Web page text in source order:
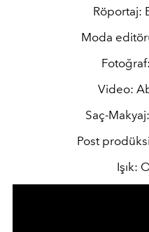
Röportaj:
Moda
Video:
Saç-
Post
Işık: